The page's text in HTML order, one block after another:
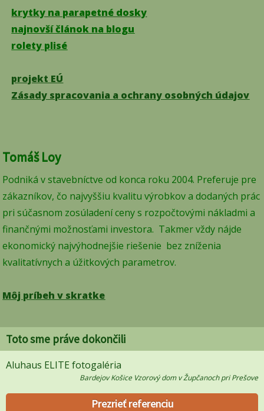
krytky na parapetné dosky
najnovší článok na blogu
rolety plisé
projekt EÚ
Zásady spracovania a ochrany osobných údajov
Tomáš Loy
Podniká v stavebníctve od konca roku 2004. Preferuje pre
zákazníkov, čo najvyššiu kvalitu výrobkov a dodaných prác
pri súčasnom zosúladení ceny s rozpočtovými nákladmi a
finančnými možnosťami investora. Takmer vždy nájde
ekonomický najvýhodnejšie riešenie bez zníženia
kvalitatívnych a úžitkových parametrov.
Môj príbeh v skratke
Toto sme práve dokončili
Aluhaus ELITE fotogaléria
Bardejov Košice Vzorový dom v Župčanoch pri Prešove
Prezrieť referenciu